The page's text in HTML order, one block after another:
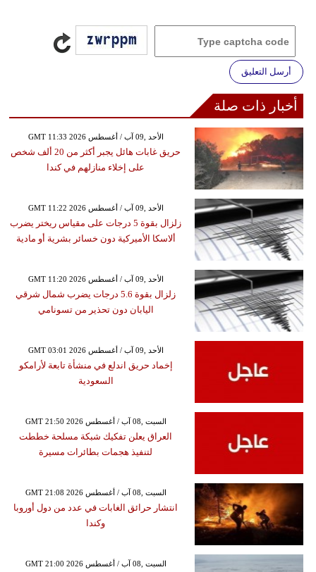
أرسل التعليق
أخبار ذات صلة
GMT 11:33 2026 الأحد ,09 آب / أغسطس
حريق غابات هائل يجبر أكثر من 20 ألف شخص
على إخلاء منازلهم في كندا
GMT 11:22 2026 الأحد ,09 آب / أغسطس
زلزال بقوة 5 درجات على مقياس ريختر يضرب
ألاسكا الأميركية دون خسائر بشرية أو مادية
GMT 11:20 2026 الأحد ,09 آب / أغسطس
زلزال بقوة 5.6 درجات يضرب شمال شرقي
اليابان دون تحذير من تسونامي
GMT 03:01 2026 الأحد ,09 آب / أغسطس
إخماد حريق اندلع في منشأة تابعة لأرامكو
السعودية
GMT 21:50 2026 السبت ,08 آب / أغسطس
العراق يعلن تفكيك شبكة مسلحة خططت
لتنفيذ هجمات بطائرات مسيرة
GMT 21:08 2026 السبت ,08 آب / أغسطس
انتشار حرائق الغابات في عدد من دول أوروبا
وكندا
GMT 21:00 2026 السبت ,08 آب / أغسطس